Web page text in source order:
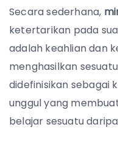
Secara sederhana,
ketertarikan pada
adalah keahlian dan
menghasilkan
didefinisikan sebagai
unggul yang
belajar sesuatu